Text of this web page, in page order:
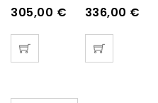
305,00 €
336,00 €